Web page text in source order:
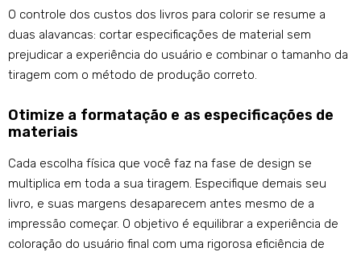
O controle dos custos dos livros para colorir se resume a
duas alavancas: cortar especificações de material sem
prejudicar a experiência do usuário e combinar o tamanho da
tiragem com o método de produção correto.
Otimize a formatação e as especificações de
materiais
Cada escolha física que você faz na fase de design se
multiplica em toda a sua tiragem. Especifique demais seu
livro, e suas margens desaparecem antes mesmo de a
impressão começar. O objetivo é equilibrar a experiência de
coloração do usuário final com uma rigorosa eficiência de